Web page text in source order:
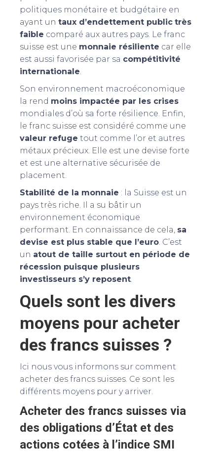
politiques monétaire et budgétaire en
ayant un taux d’endettement public très
faible comparé aux autres pays. Le franc
suisse est une monnaie résiliente car elle
est aussi favorisée par sa compétitivité
internationale.
Son environnement macroéconomique
la rend moins impactée par les crises
mondiales d’où sa forte résilience. Enfin,
le franc suisse est considéré comme une
valeur refuge tout comme l’or et autres
métaux précieux. Elle est une devise forte
et est une alternative sécurisée de
placement.
Stabilité de la monnaie : la Suisse est un
pays très riche. Il a su bâtir un
environnement économique
performant. En connaissance de cela, sa
devise est plus stable que l’euro. C’est
un atout de taille surtout en période de
récession puisque plusieurs
investisseurs s’y reposent.
Quels sont les divers
moyens pour acheter
des francs suisses ?
Ici nous vous informons sur comment
acheter des francs suisses. Ce sont les
différents moyens pour y arriver.
Acheter des francs suisses via
des obligations d’État et des
actions cotées à l’indice SMI